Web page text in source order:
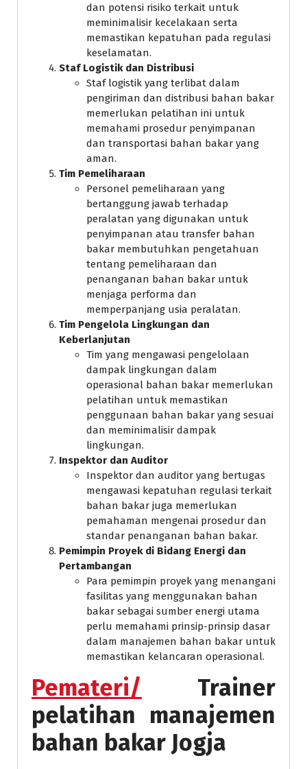
dan potensi risiko terkait untuk
meminimalisir kecelakaan serta
memastikan kepatuhan pada regulasi
keselamatan.
Staf Logistik dan Distribusi
Staf logistik yang terlibat dalam
pengiriman dan distribusi bahan bakar
memerlukan pelatihan ini untuk
memahami prosedur penyimpanan
dan transportasi bahan bakar yang
aman.
Tim Pemeliharaan
Personel pemeliharaan yang
bertanggung jawab terhadap
peralatan yang digunakan untuk
penyimpanan atau transfer bahan
bakar membutuhkan pengetahuan
tentang pemeliharaan dan
penanganan bahan bakar untuk
menjaga performa dan
memperpanjang usia peralatan.
Tim Pengelola Lingkungan dan
Keberlanjutan
Tim yang mengawasi pengelolaan
dampak lingkungan dalam
operasional bahan bakar memerlukan
pelatihan untuk memastikan
penggunaan bahan bakar yang sesuai
dan meminimalisir dampak
lingkungan.
Inspektor dan Auditor
Inspektor dan auditor yang bertugas
mengawasi kepatuhan regulasi terkait
bahan bakar juga memerlukan
pemahaman mengenai prosedur dan
standar penanganan bahan bakar.
Pemimpin Proyek di Bidang Energi dan
Pertambangan
Para pemimpin proyek yang menangani
fasilitas yang menggunakan bahan
bakar sebagai sumber energi utama
perlu memahami prinsip-prinsip dasar
dalam manajemen bahan bakar untuk
memastikan kelancaran operasional.
Pemateri/ Trainer
pelatihan manajemen
bahan bakar Jogja